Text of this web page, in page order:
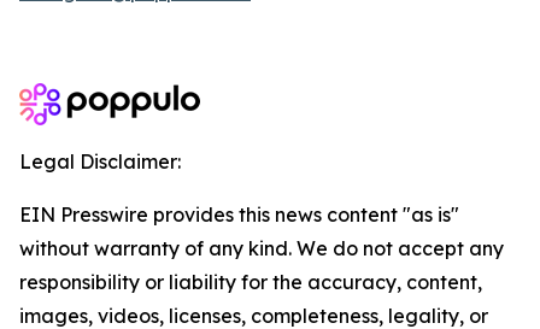
Legal Disclaimer:
EIN Presswire provides this news content "as is"
without warranty of any kind. We do not accept any
responsibility or liability for the accuracy, content,
images, videos, licenses, completeness, legality, or